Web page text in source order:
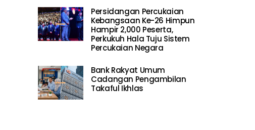
Persidangan Percukaian
Kebangsaan Ke-26 Himpun
Hampir 2,000 Peserta,
Perkukuh Hala Tuju Sistem
Percukaian Negara
Bank Rakyat Umum
Cadangan Pengambilan
Takaful Ikhlas